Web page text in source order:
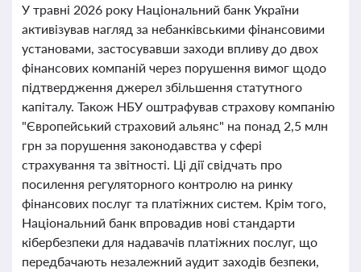
У травні 2026 року Національний банк України
активізував нагляд за небанківськими фінансовими
установами, застосувавши заходи впливу до двох
фінансових компаній через порушення вимог щодо
підтвердження джерел збільшення статутного
капіталу. Також НБУ оштрафував страхову компанію
"Європейський страховий альянс" на понад 2,5 млн
грн за порушення законодавства у сфері
страхування та звітності. Ці дії свідчать про
посилення регуляторного контролю на ринку
фінансових послуг та платіжних систем. Крім того,
Національний банк впровадив нові стандарти
кібербезпеки для надавачів платіжних послуг, що
передбачають незалежний аудит заходів безпеки,